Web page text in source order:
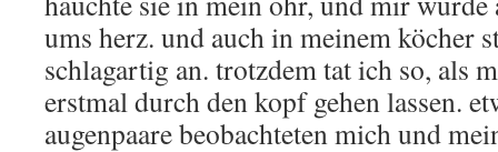
ums herz. und auch in meinem köcher
schlagartig an. trotzdem tat ich so, als
erstmal durch den kopf gehen lassen.
augenpaare beobachteten mich und